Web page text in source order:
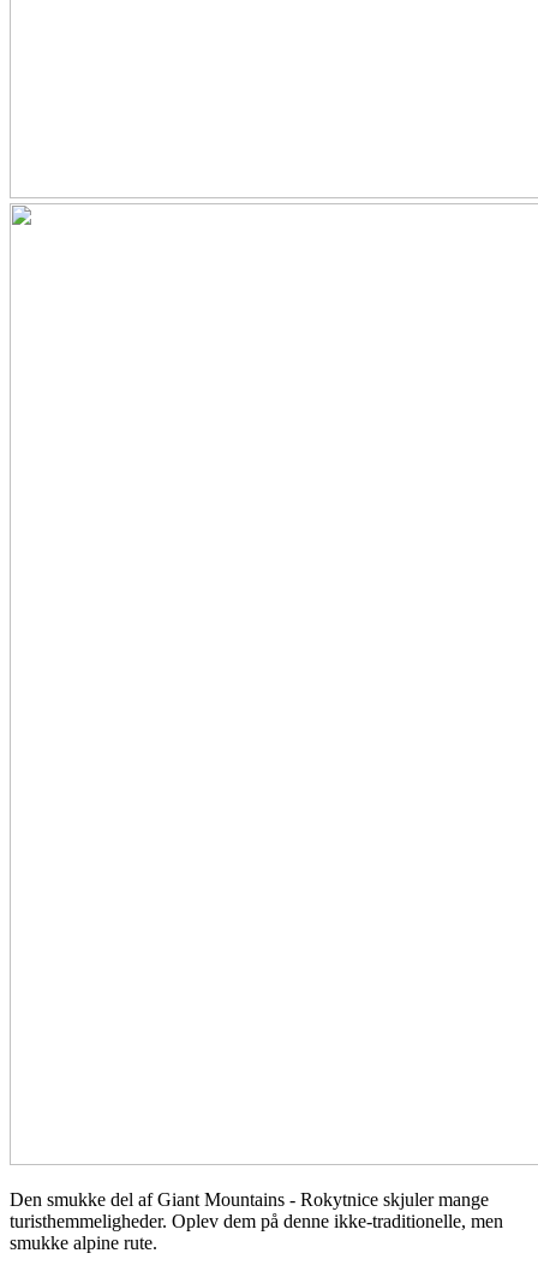
Den smukke del af Giant Mountains - Rokytnice skjuler mange
turisthemmeligheder. Oplev dem på denne ikke-traditionelle, men
smukke alpine rute.